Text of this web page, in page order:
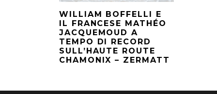
WILLIAM BOFFELLI E
IL FRANCESE MATHÉO
JACQUEMOUD A
TEMPO DI RECORD
SULL’HAUTE ROUTE
CHAMONIX – ZERMATT